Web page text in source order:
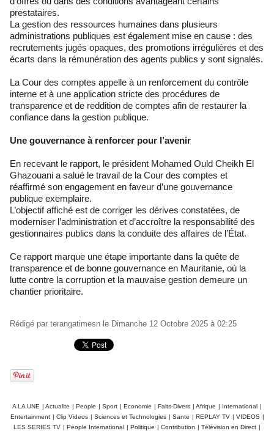
prestataires.
La gestion des ressources humaines dans plusieurs
administrations publiques est également mise en cause : des
recrutements jugés opaques, des promotions irrégulières et des
écarts dans la rémunération des agents publics y sont signalés.
La Cour des comptes appelle à un renforcement du contrôle
interne et à une application stricte des procédures de
transparence et de reddition de comptes afin de restaurer la
confiance dans la gestion publique.
Une gouvernance à renforcer pour l’avenir
En recevant le rapport, le président Mohamed Ould Cheikh El
Ghazouani a salué le travail de la Cour des comptes et
réaffirmé son engagement en faveur d’une gouvernance
publique exemplaire.
L’objectif affiché est de corriger les dérives constatées, de
moderniser l’administration et d’accroître la responsabilité des
gestionnaires publics dans la conduite des affaires de l’État.
Ce rapport marque une étape importante dans la quête de
transparence et de bonne gouvernance en Mauritanie, où la
lutte contre la corruption et la mauvaise gestion demeure un
chantier prioritaire.
Rédigé par terangatimesn le Dimanche 12 Octobre 2025 à 02:25
A LA UNE | Actualite | People | Sport | Economie | Faits-Divers | Afrique | International |
Entertainment | Clip Videos | Sciences et Technologies | Sante | REPLAY TV | VIDEOS |
LES SERIES TV | People International | Politique | Contribution | Télévision en Direct |